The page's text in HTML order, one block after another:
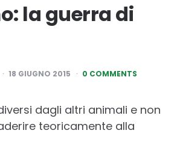
la guerra di
18 GIUGNO 2015 0 COMMENTS
dagli altri animali e non
teoricamente alla